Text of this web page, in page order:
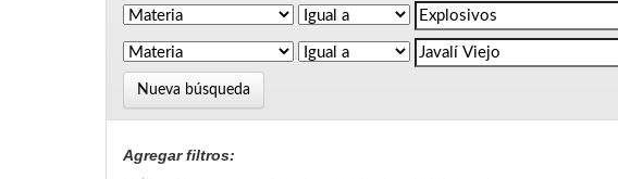
Nueva búsqueda
Agregar filtros: